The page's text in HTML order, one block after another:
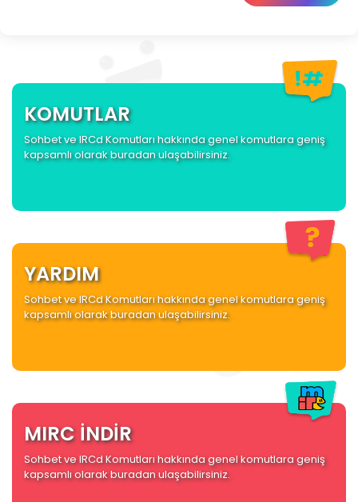
KOMUTLAR
Sohbet ve IRCd Komutları hakkında genel komutlara geniş
kapsamlı olarak buradan ulaşabilirsiniz.
YARDIM
Sohbet ve IRCd Komutları hakkında genel komutlara geniş
kapsamlı olarak buradan ulaşabilirsiniz.
MIRC İNDİR
Sohbet ve IRCd Komutları hakkında genel komutlara geniş
kapsamlı olarak buradan ulaşabilirsiniz.